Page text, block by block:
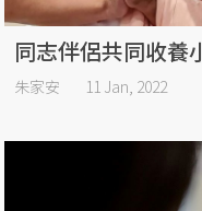
同志伴侶共同收養
朱家安 11 Jan, 2022